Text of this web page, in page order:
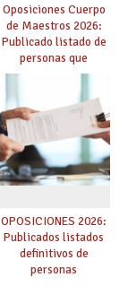
Oposiciones Cuerpo
de Maestros 2026:
Publicado listado de
personas que
adquieren nueva
especialidad
OPOSICIONES 2026:
Publicados listados
definitivos de
personas